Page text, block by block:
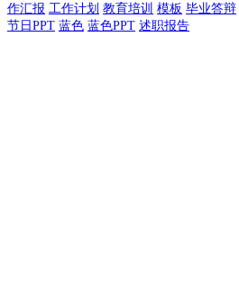
作汇报 工作计划 教育培训 模板 毕业答辩
节日PPT 蓝色 蓝色PPT 述职报告